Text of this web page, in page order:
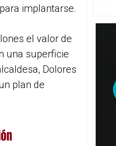
implantarse.
el valor de
una superficie
Dolores
plan de